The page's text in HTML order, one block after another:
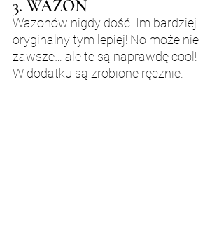
3. WAZON
Wazonów nigdy dość. Im bardziej
oryginalny tym lepiej! No może nie
zawsze… ale te są naprawdę cool!
W dodatku są zrobione ręcznie.